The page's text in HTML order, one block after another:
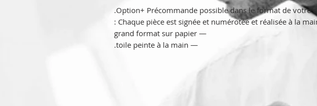
Option+ Précommande possible dans le format de votre
Chaque pièce est signée et numérotée et réalisée à la
— grand format sur papier
— toile peinte à la main.